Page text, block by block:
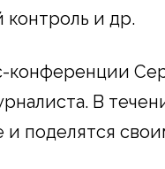
контроль и др.
конференции
В
и поделятся